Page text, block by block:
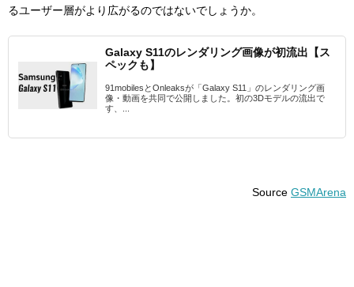
るユーザー層がより広がるのではないでしょうか。
Galaxy S11のレンダリング画像が初流出【ス
ペックも】
91mobilesとOnleaksが「Galaxy S11」のレンダリング画
像・動画を共同で公開しました。初の3Dモデルの流出で
す、...
Source GSMArena